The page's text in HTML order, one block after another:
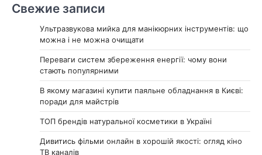
Свежие записи
Ультразвукова мийка для манікюрних інструментів: що
можна і не можна очищати
Переваги систем збереження енергії: чому вони
стають популярними
В якому магазині купити паяльне обладнання в Києві:
поради для майстрів
ТОП брендів натуральної косметики в Україні
Дивитись фільми онлайн в хорошій якості: огляд кіно
ТВ каналів